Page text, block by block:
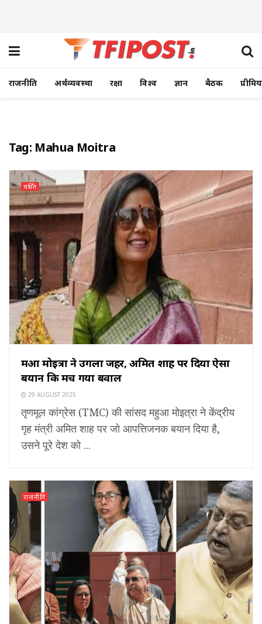
राजनीति अर्थव्यवस्था रक्षा विश्व ज्ञान बैठक
Tag: Mahua Moitra
चर्चित
महुआ मोइत्रा ने उगला जहर, अमित शाह पर दिया ऐसा
बयान कि मच गया बवाल
29 AUGUST 2025
तृणमूल कांग्रेस (TMC) की सांसद महुआ मोइत्रा ने केंद्रीय
गृह मंत्री अमित शाह पर जो आपत्तिजनक बयान दिया है,
उसने पूरे देश को ...
राजनीति